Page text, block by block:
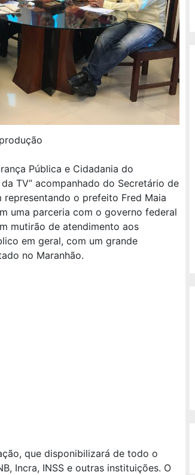
Pública e Cidadania do
TV” acompanhado do Secretário de
o prefeito Fred Maia
uma parceria com o governo federal
mutirão de atendimento aos
em geral, com um grande
no Maranhão.
que disponibilizará de todo o
Incra, INSS e outras instituições. O